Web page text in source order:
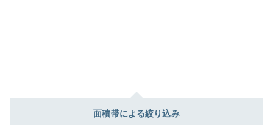
面積帯による絞り込み